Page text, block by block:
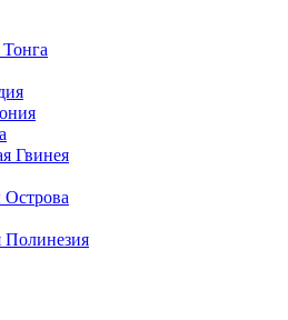
Гвинея
Полинезия